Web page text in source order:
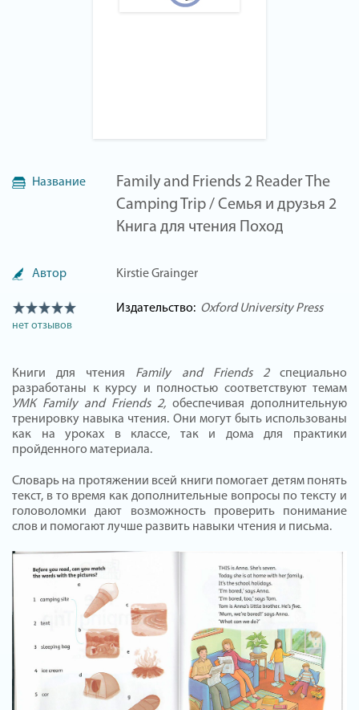
Название
Family and Friends 2 Reader The
Camping Trip / Семья и друзья 2
Книга для чтения Поход
Автор Kirstie Grainger
нет отзывов
Издательство: Oxford University Press
Книги для чтения Family and Friends 2специально
разработаны к курсу и полностью соответствуют темам
УМК Family and Friends 2, обеспечивая дополнительную
тренировку навыка чтения. Они могут быть использованы
как на уроках в классе, так и дома для практики
пройденного материала.
Словарь на протяжении всей книги помогает детям понять
текст, в то время как дополнительные вопросы по тексту и
головоломки дают возможность проверить понимание
слов и помогают лучше развить навыки чтения и письма.